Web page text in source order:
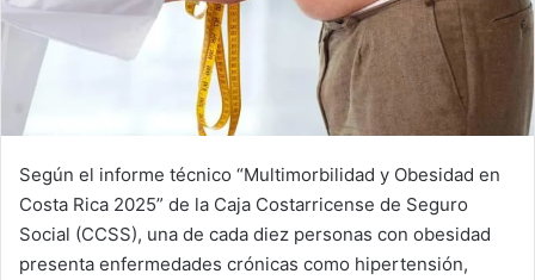
Según el informe técnico “Multimorbilidad y Obesidad en
Costa Rica 2025” de la Caja Costarricense de Seguro
Social (CCSS), una de cada diez personas con obesidad
presenta enfermedades crónicas como hipertensión,